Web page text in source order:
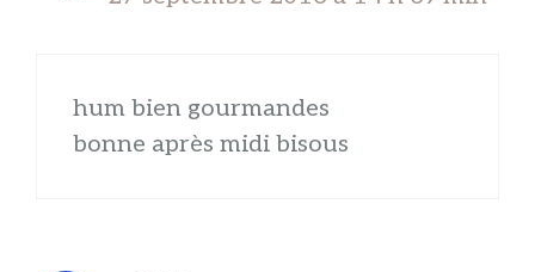
hum bien gourmandes
bonne après midi bisous